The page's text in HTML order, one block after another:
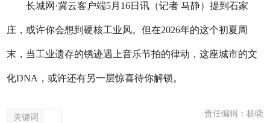
长城网·冀云客户端5月16日讯（记者 马静）提到石家
庄，或许你会想到硬核工业风。但在2026年的这个初夏周
末，当工业遗存的锈迹遇上音乐节拍的律动，这座城市的文
化DNA，或许还有另一层惊喜待你解锁。
关键词 责任编辑：杨晓